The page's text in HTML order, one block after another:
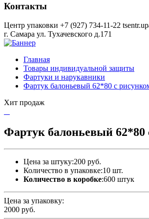
Контакты
Центр упаковки +7 (927) 734-11-22
г. Самара ул. Тухачевского д.171
Главная
Товары индивидуальной защиты
Фартуки и нарукавники
Фартук балоньевый 62*80 с
Хит продаж
Фартук балоньевый 62*80
Цена за штуку:200 руб.
Количество в упаковке:10 шт.
Количество в коробке:600 штук
Цена за упаковку:
2000 руб.